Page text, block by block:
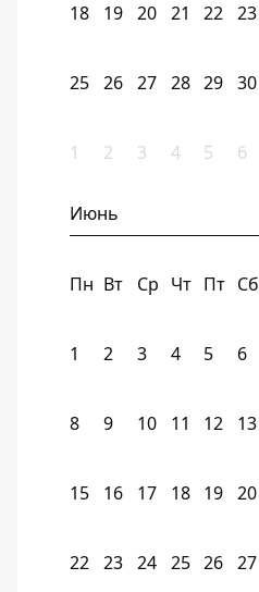
18 19 20 21 22 23
25 26 27 28 29 30
1 2 3 4 5 6
Июнь
Пн Вт Ср Чт Пт Сб
1 2 3 4 5 6
8 9 10 11 12 13
15 16 17 18 19 20
22 23 24 25 26 27